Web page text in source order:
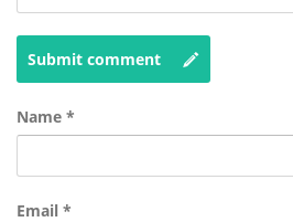
Submit comment
Name *
Email *